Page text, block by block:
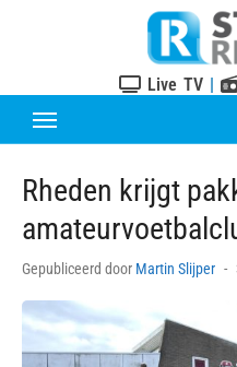
Live TV |
Rheden krijgt
Gepubliceerd door Martin Slijper